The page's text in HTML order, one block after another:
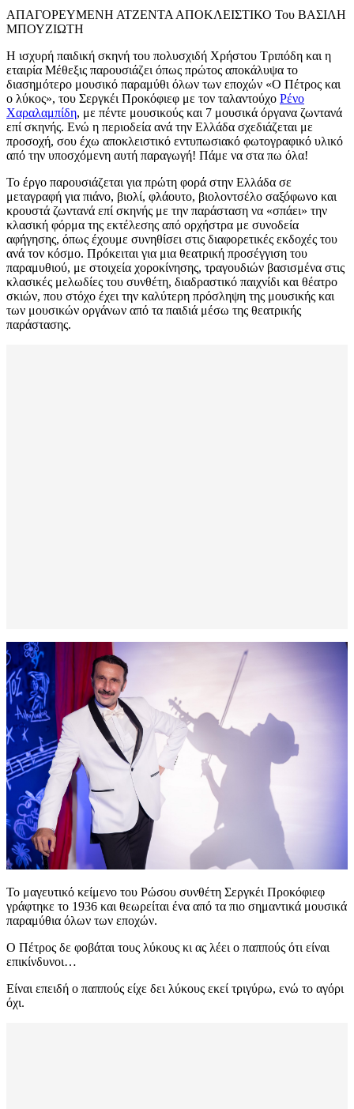
ΑΠΑΓΟΡΕΥΜΕΝΗ ΑΤΖΕΝΤΑ ΑΠΟΚΛΕΙΣΤΙΚΟ Του ΒΑΣΙΛΗ
ΜΠΟΥΖΙΩΤΗ
H ισχυρή παιδική σκηνή του πολυσχιδή Χρήστου Τριπόδη και η
εταιρία Μέθεξις παρουσιάζει όπως πρώτος αποκάλυψα το
διασημότερο μουσικό παραμύθι όλων των εποχών «Ο Πέτρος και
ο λύκος», του Σεργκέι Προκόφιεφ με τον ταλαντούχο Ρένο
Χαραλαμπίδη, με πέντε μουσικούς και 7 μουσικά όργανα ζωντανά
επί σκηνής. Ενώ η περιοδεία ανά την Ελλάδα σχεδιάζεται με
προσοχή, σου έχω αποκλειστικό εντυπωσιακό φωτογραφικό υλικό
από την υποσχόμενη αυτή παραγωγή! Πάμε να στα πω όλα!
Το έργο παρουσιάζεται για πρώτη φορά στην Ελλάδα σε
μεταγραφή για πιάνο, βιολί, φλάουτο, βιολοντσέλο σαξόφωνο και
κρουστά ζωντανά επί σκηνής με την παράσταση να «σπάει» την
κλασική φόρμα της εκτέλεσης από ορχήστρα με συνοδεία
αφήγησης, όπως έχουμε συνηθίσει στις διαφορετικές εκδοχές του
ανά τον κόσμο. Πρόκειται για μια θεατρική προσέγγιση του
παραμυθιού, με στοιχεία χοροκίνησης, τραγουδιών βασισμένα στις
κλασικές μελωδίες του συνθέτη, διαδραστικό παιχνίδι και θέατρο
σκιών, που στόχο έχει την καλύτερη πρόσληψη της μουσικής και
των μουσικών οργάνων από τα παιδιά μέσω της θεατρικής
παράστασης.
Το μαγευτικό κείμενο του Ρώσου συνθέτη Σεργκέι Προκόφιεφ
γράφτηκε το 1936 και θεωρείται ένα από τα πιο σημαντικά μουσικά
παραμύθια όλων των εποχών.
Ο Πέτρος δε φοβάται τους λύκους κι ας λέει ο παππούς ότι είναι
επικίνδυνοι…
Είναι επειδή ο παππούς είχε δει λύκους εκεί τριγύρω, ενώ το αγόρι
όχι.